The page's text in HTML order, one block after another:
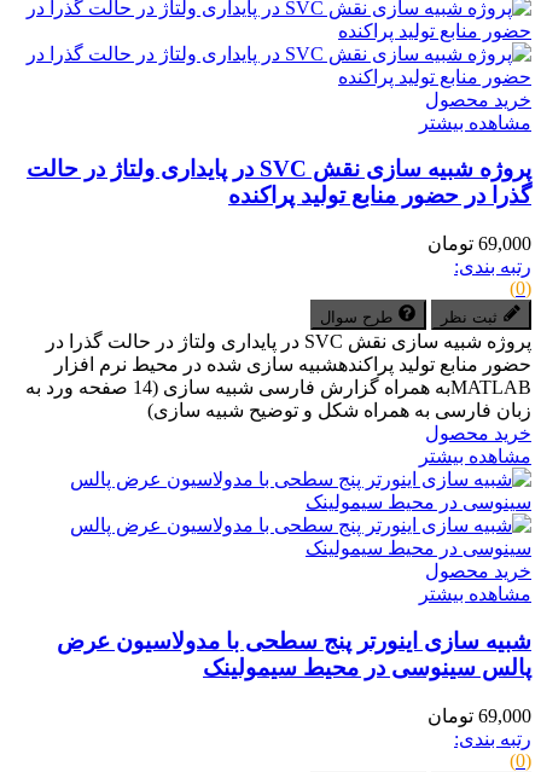
خرید محصول
مشاهده بیشتر
پروژه شبیه سازی نقش SVC در پایداری ولتاژ در حالت
گذرا در حضور منابع تولید پراکنده
69,000 تومان
رتبه بندی:
(0)
ثبت نظر طرح سوال
پروژه شبیه سازی نقش SVC در پایداری ولتاژ در حالت گذرا در
حضور منابع تولید پراکندهشبیه سازی شده در محیط نرم افزار
MATLABبه همراه گزارش فارسی شبیه سازی (14 صفحه ورد به
زبان فارسی به همراه شکل و توضیح شبیه سازی)
خرید محصول
مشاهده بیشتر
خرید محصول
مشاهده بیشتر
شبیه سازی اینورتر پنج سطحی با مدولاسیون عرض
پالس سینوسی در محیط سیمولینک
69,000 تومان
رتبه بندی:
(0)